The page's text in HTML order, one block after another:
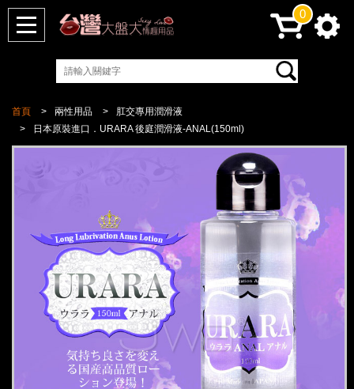
首頁 兩性用品
肛交專用潤滑液
日本原裝進口．URARA 後庭潤滑液-ANAL(150ml)
0